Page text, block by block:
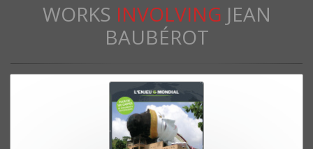
WORKS INVOLVING JEAN
BAUBÉROT